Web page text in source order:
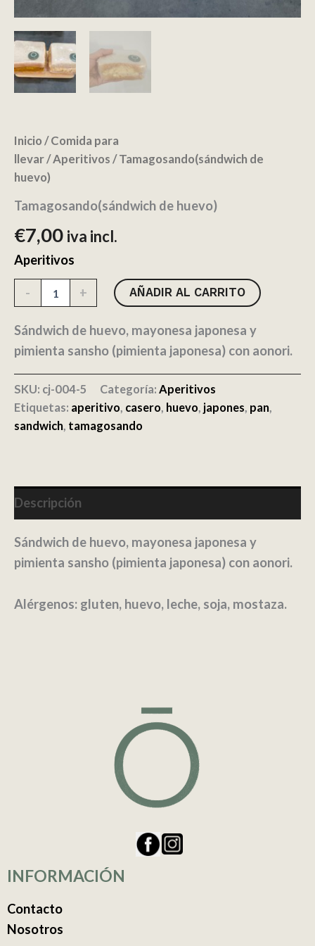
Inicio/Comida para
llevar/Aperitivos/ Tamagosando(sándwich de
huevo)
Tamagosando(sándwich de huevo)
€7,00 iva incl.
Aperitivos
-
Tamagosando(sándwich
cantidad
+ AÑADIR AL CARRITO
Sándwich de huevo, mayonesa japonesa y
pimienta sansho (pimienta japonesa) con aonori.
SKU: cj-004-5 Categoría: Aperitivos
Etiquetas: aperitivo, casero, huevo, japones, pan,
sandwich, tamagosando
Descripción
Sándwich de huevo, mayonesa japonesa y
pimienta sansho (pimienta japonesa) con aonori.
Alérgenos: gluten, huevo, leche, soja, mostaza.
INFORMACIÓN
Contacto
Nosotros